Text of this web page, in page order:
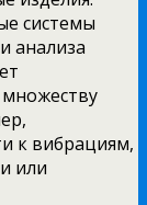
системы
анализа
к вибрациям,
или